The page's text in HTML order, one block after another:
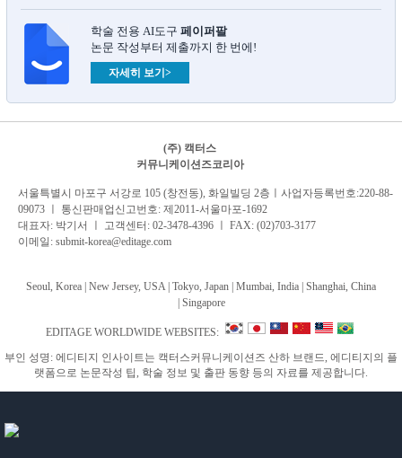
학술 전용 AI도구 페이퍼팔
논문 작성부터 제출까지 한 번에!
자세히 보기>
(주) 캑터스
커뮤니케이션즈코리아
서 울특별시 마포구 서강로 105 (창전동), 화일빌딩 2층 ㅣ사업자등록번호:220-88-
09073 ㅣ 통신판매업신고번호: 제2011-서울마포-1692
대표자: 박기서 ㅣ 고객센터: 02-3478-4396 ㅣ FAX: (02)703-3177
이메일: submit-korea@editage.com
Seoul, Korea | New Jersey, USA | Tokyo, Japan | Mumbai, India | Shanghai, China
Singapore
EDITAGE WORLDWIDE WEBSITES:
부인 성명: 에디티지 인사이트는 캑터스커뮤니케이션즈 산하 브랜드, 에디티지의 플
랫폼으로 논문작성 팁, 학술 정보 및 출판 동향 등의 자료를 제공합니다.